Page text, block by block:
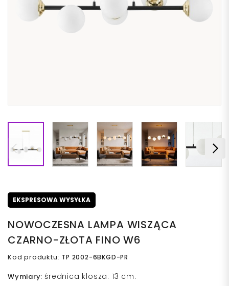
EKSPRESOWA WYSYŁKA
NOWOCZESNA LAMPA WISZĄCA
CZARNO-ZŁOTA FINO W6
Kod produktu: TP 2002-6BKGD-PR
Wymiary: średnica klosza: 13 cm.